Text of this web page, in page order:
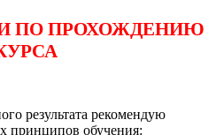
ПО ПРОХОЖДЕНИЮ
результата рекомендую
принципов обучения: